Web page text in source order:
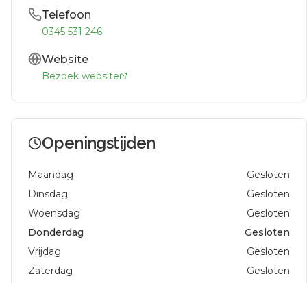
Telefoon
0345 531 246
Website
Bezoek website
Openingstijden
Maandag
Gesloten
Dinsdag
Gesloten
Woensdag
Gesloten
Donderdag
Gesloten
Vrijdag
Gesloten
Zaterdag
Gesloten